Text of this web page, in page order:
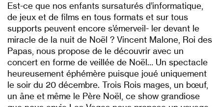
Est-ce que nos enfants sursaturés d’informatique,
de jeux et de films en tous formats et sur tous
supports peuvent encore s’émerveil- ler devant le
miracle de la nuit de Noël ? Vincent Malone, Roi des
Papas, nous propose de le découvrir avec un
concert en forme de veillée de Noël… Un spectacle
heureusement éphémère puisque joué uniquement
le soir du 20 décembre. Trois Rois mages, un bœuf,
un âne et même le Père Noël, ce show grandiose